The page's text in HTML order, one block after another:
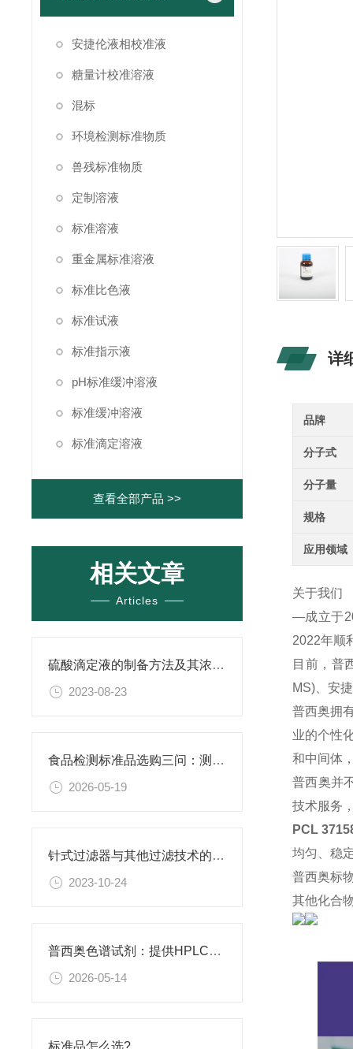
安捷伦液相校准液
糖量计校准溶液
混标
环境检测标准物质
兽残标准物质
定制溶液
标准溶液
重金属标准溶液
标准比色液
标准试液
标准指示液
pH标准缓冲溶液
标准缓冲溶液
标准滴定溶液
查看全部产品 >>
相关文章
Articles
硫酸滴定液的制备方法及其浓度的确定
2023-08-23
食品检测标准品选购三问：测什么基质？报什么方法？用什么品牌？
2026-05-19
针式过滤器与其他过滤技术的比较
2023-10-24
普西奥色谱试剂：提供HPLC级、LC-MS级等多种规格色谱试剂
2026-05-14
详
品牌
分子式
分子量
规格
应用领域
关于我们
—成立于
2022年顺
目前，普
MS)、安
普西奥拥
业的个性
和中间体
普西奥并
技术服务
PCL
均匀、稳
普西奥标
其他化合